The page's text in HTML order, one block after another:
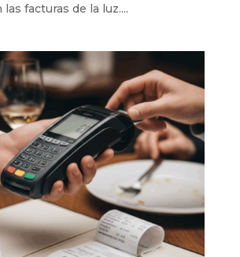
facturas de la luz....